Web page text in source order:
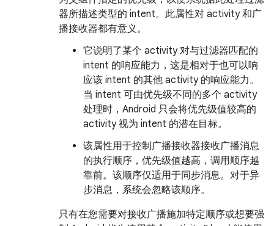
器所描述类型的 intent。此属性对 activity 和广
播接收器都有意义。
它说明了某个 activity 对与过滤器匹配的
intent 的响应能力，这是相对于也可以响
应该 intent 的其他 activity 的响应能力。
当 intent 可由优先级不同的多个 activity
处理时，Android 只会将优先级值较高的
activity 视为 intent 的潜在目标。
该属性用于控制广播接收器接收广播消息
的执行顺序，优先级值越高，调用顺序越
靠前。该顺序仅适用于同步消息。对于异
步消息，系统会忽略该顺序。
只有在您需要对接收广播施加特定顺序或想要强